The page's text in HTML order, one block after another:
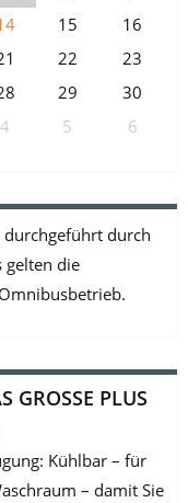
15
16
22
23
29
30
4 5 6
durchgeführt durch
gelten die
GROSSE PLUS
Kühlbar – für
– damit Sie